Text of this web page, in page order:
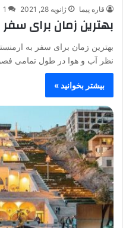
قاره پیما ژانویه 28, 2021 1
بهترین زمان برای
بهترین زمان برای سفر به
نظر آب و هوا در طول تمامی
بیشتر بخوانید »